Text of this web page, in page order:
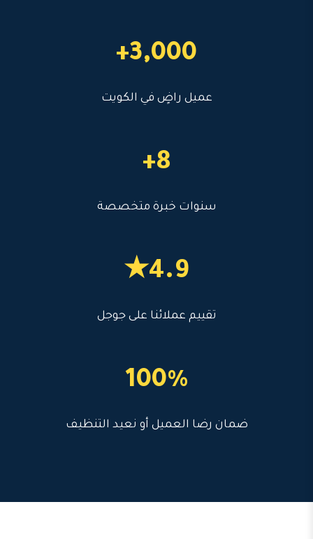
3,000+
عميل راضٍ في الكويت
8+
سنوات خبرة متخصصة
4.9★
تقييم عملائنا على جوجل
100%
ضمان رضا العميل أو نعيد التنظيف